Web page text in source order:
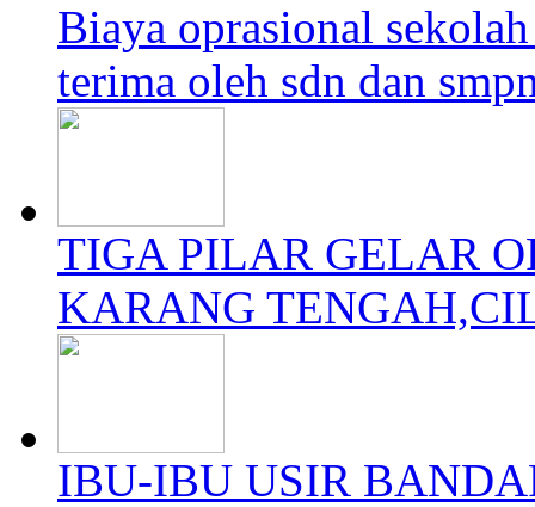
Biaya oprasional
terima oleh sdn dan
TIGA PILAR GELAR
KARANG
IBU-IBU USIR